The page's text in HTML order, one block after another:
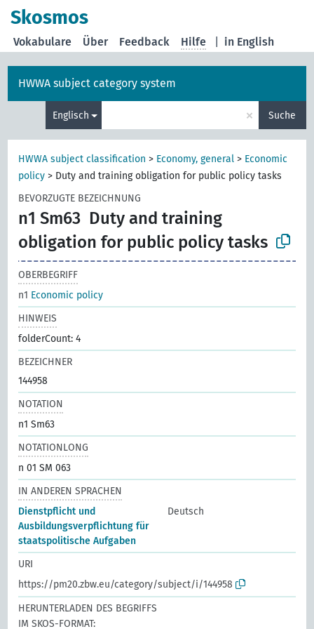
Skosmos
in English
Vokabulare Über Feedback Hilfe
HWWA subject category system
Englisch × Suche
HWWA subject classification > Economy, general > Economic
policy > Duty and training obligation for public policy tasks
BEVORZUGTE BEZEICHNUNG
n1 Sm63 Duty and training
obligation for public policy tasks
OBERBEGRIFF
n1 Economic policy
HINWEIS
folderCount: 4
BEZEICHNER
144958
NOTATION
n1 Sm63
NOTATIONLONG
n 01 SM 063
IN ANDEREN SPRACHEN
Dienstpflicht und
Ausbildungsverpflichtung für
staatspolitische Aufgaben
Deutsch
URI
https://pm20.zbw.eu/category/subject/i/144958
HERUNTERLADEN DES BEGRIFFS
IM SKOS-FORMAT: